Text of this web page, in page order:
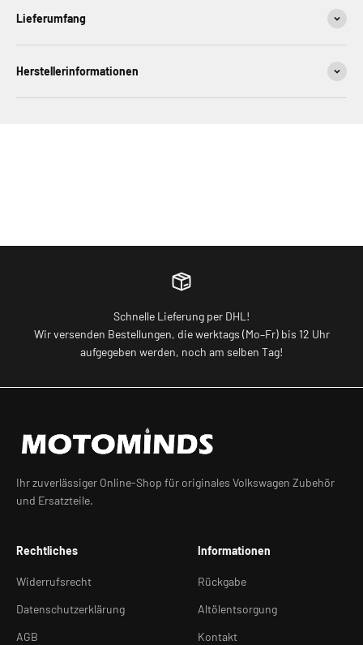
Lieferumfang
Herstellerinformationen
Schnelle Lieferung per DHL!
Wir versenden Bestellungen, die werktags (Mo–Fr) bis 12 Uhr
aufgegeben werden, noch am selben Tag!
Ihr zuverlässiger Online-Shop für originales Volkswagen Zubehör
und Ersatzteile.
Rechtliches
Widerrufsrecht
Datenschutzerklärung
AGB
Informationen
Rückgabe
Altölentsorgung
Kontakt